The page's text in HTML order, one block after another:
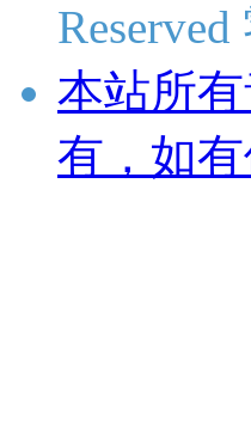
本站所
有，如